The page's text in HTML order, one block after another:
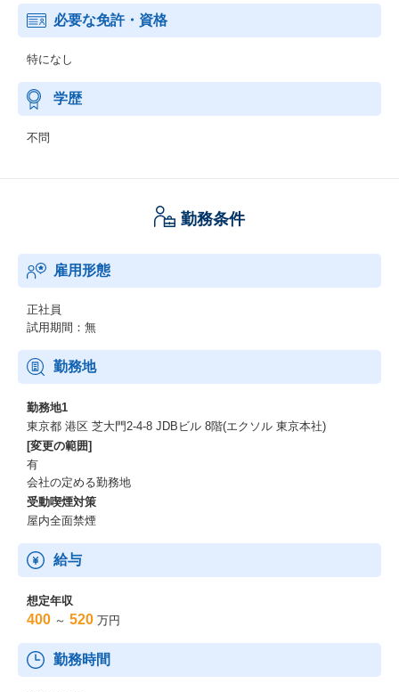
必要な免許・資格
特になし
学歴
不問
勤務条件
雇用形態
正社員
試用期間：無
勤務地
勤務地1
東京都 港区 芝大門2-4-8 JDBビル 8階(エクソル 東京本社)
[変更の範囲]
有
会社の定める勤務地
受動喫煙対策
屋内全面禁煙
給与
想定年収
400 ～ 520 万円
勤務時間